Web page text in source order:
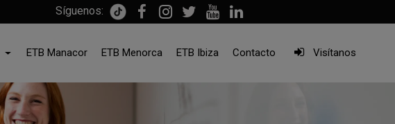
Síguenos:
ETB Manacor ETB Menorca ETB Ibiza Contacto Visítanos